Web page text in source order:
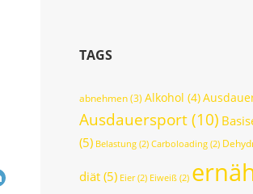
TAGS
abnehmen(3) Alkohol (4)
Ausdauersport(10)
(5) Belastung (2) Carboloading (2)
diät (5) Eier(2) Eiweiß (2)